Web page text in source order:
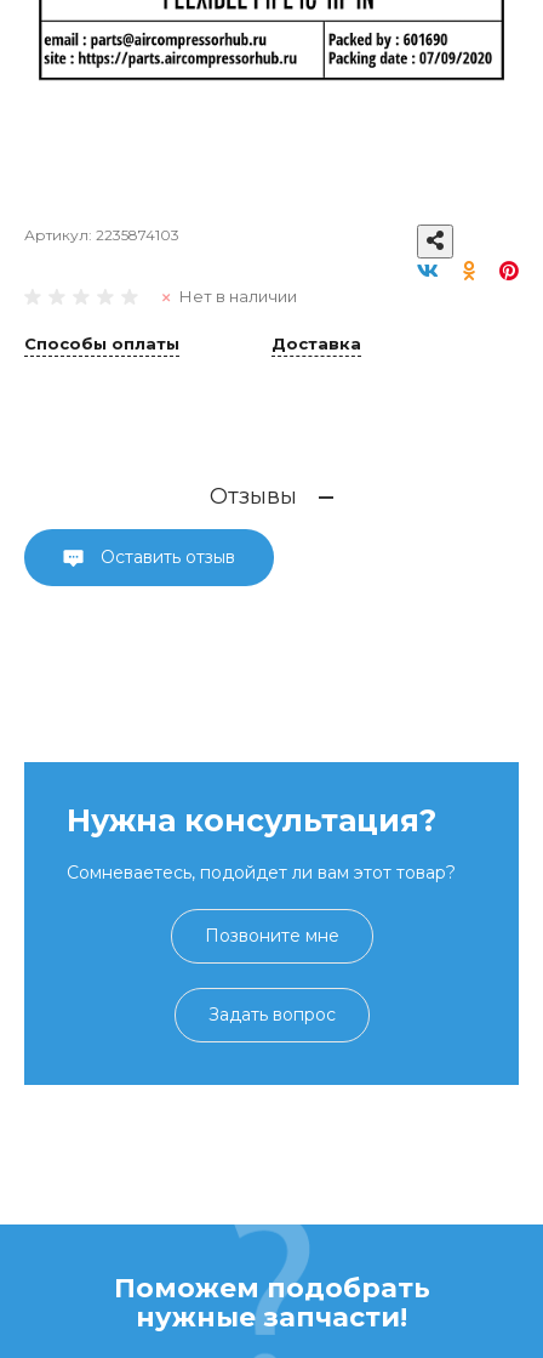
Артикул: 2235874103
Нет в наличии
Способы оплаты Доставка
Отзывы
Оставить отзыв
Нужна консультация?
Сомневаетесь, подойдет ли вам этот товар?
Позвоните мне
Задать вопрос
Поможем подобрать
нужные запчасти!